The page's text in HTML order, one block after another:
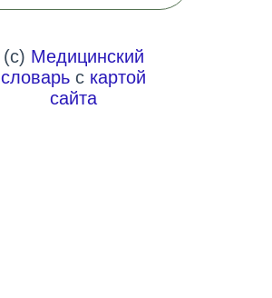
(c) Медицинский
словарь с картой
сайта